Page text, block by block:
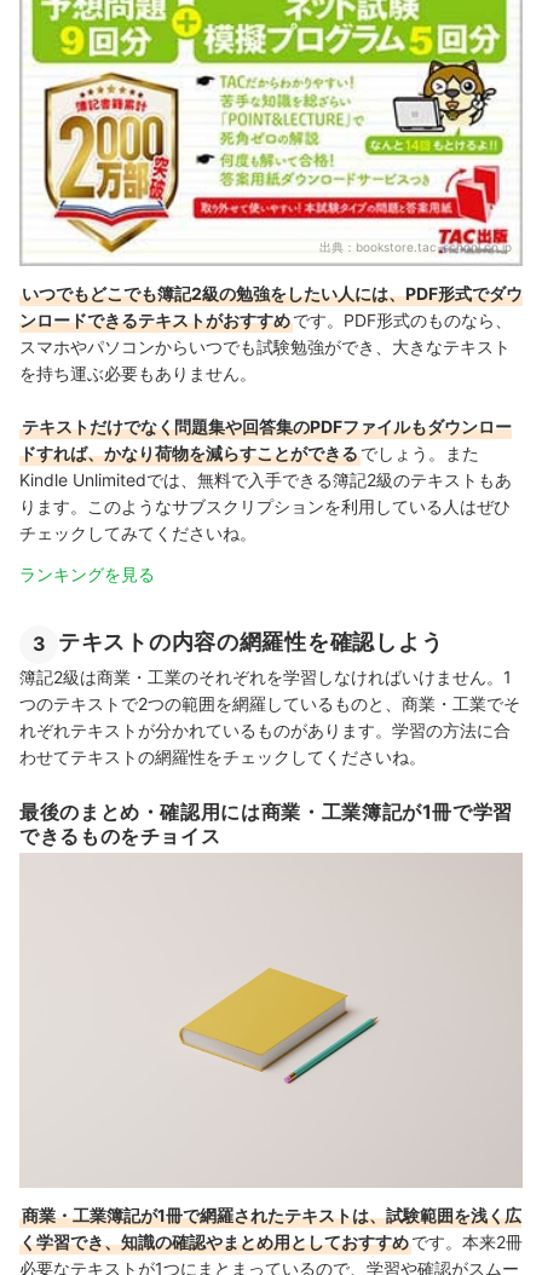
出典： bookstore.tac-school.co.jp
いつでもどこでも簿記2級の勉強をしたい人には、PDF形式でダウ
ンロードできるテキストがおすすめです。PDF形式のものなら、
スマホやパソコンからいつでも試験勉強ができ、大きなテキスト
を持ち運ぶ必要もありません。
テキストだけでなく問題集や回答集のPDFファイルもダウンロー
ドすれば、かなり荷物を減らすことができるでしょう。また
Kindle Unlimitedでは、無料で入手できる簿記2級のテキストもあ
ります。このようなサブスクリプションを利用している人はぜひ
チェックしてみてくださいね。
ランキングを見る
3 テキストの内容の網羅性を確認しよう
簿記2級は商業・工業のそれぞれを学習しなければいけません。1
つのテキストで2つの範囲を網羅しているものと、商業・工業でそ
れぞれテキストが分かれているものがあります。学習の方法に合
わせてテキストの網羅性をチェックしてくださいね。
最後のまとめ・確認用には商業・工業簿記が1冊で学習
できるものをチョイス
商業・工業簿記が1冊で網羅されたテキストは、試験範囲を浅く広
く学習でき、知識の確認やまとめ用としておすすめです。本来2冊
必要なテキストが1つにまとまっているので、学習や確認がスムー